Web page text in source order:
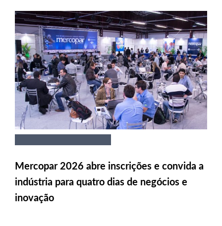
Mercopar 2026 abre inscrições e convida a
indústria para quatro dias de negócios e
inovação